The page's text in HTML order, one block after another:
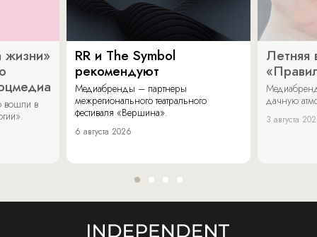
жизни»
вошли в
RR и The Symbol
рекомендуют
Медиабренды – партнеры
межрегионального театрального
фестиваля «Вершина».
6 августа 2026
Летняя
дачную
3 августа